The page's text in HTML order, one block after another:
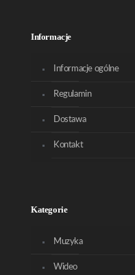
Informacje
Informacje ogólne
Regulamin
Dostawa
Kontakt
Kategorie
Muzyka
Wideo